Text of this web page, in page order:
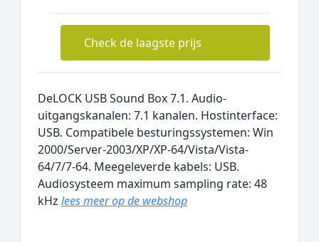
Check de laagste prijs
DeLOCK USB Sound Box 7.1. Audio-
uitgangskanalen: 7.1 kanalen. Hostinterface:
USB. Compatibele besturingssystemen: Win
2000/Server-2003/XP/XP-64/Vista/Vista-
64/7/7-64. Meegeleverde kabels: USB.
Audiosysteem maximum sampling rate: 48
kHz lees meer op de webshop